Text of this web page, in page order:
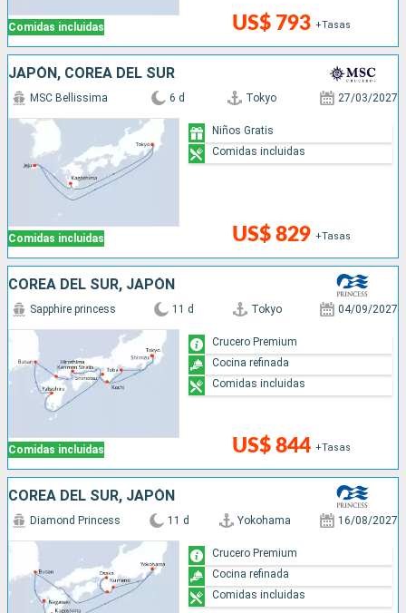
Comidas incluidas US$ 793 +Tasas
JAPÓN, COREA DEL SUR
Comidas incluidas
MSC Bellissima 6 d Tokyo 27/03/2027
US$ 829 +Tasas
Niños Gratis
Comidas incluidas
COREA DEL SUR, JAPÓN
Comidas incluidas
Sapphire princess 11 d Tokyo 04/09/2027
US$ 844 +Tasas
Crucero Premium
Cocina refinada
Comidas incluidas
COREA DEL SUR, JAPÓN
Diamond Princess 11 d Yokohama 16/08/2027
Crucero Premium
Cocina refinada
Comidas incluidas